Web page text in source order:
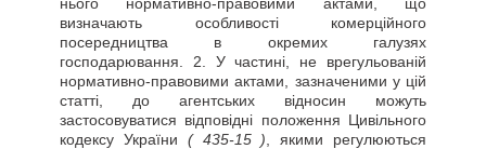
визначають особливості комерційного
посередництва в окремих галузях
господарювання. 2. У частині, не врегульованій
нормативно-правовими актами, зазначеними у цій
статті, до агентських відносин можуть
застосовуватися відповідні положення Цивільного
кодексу України ( 435-15 ) , якими регулюються